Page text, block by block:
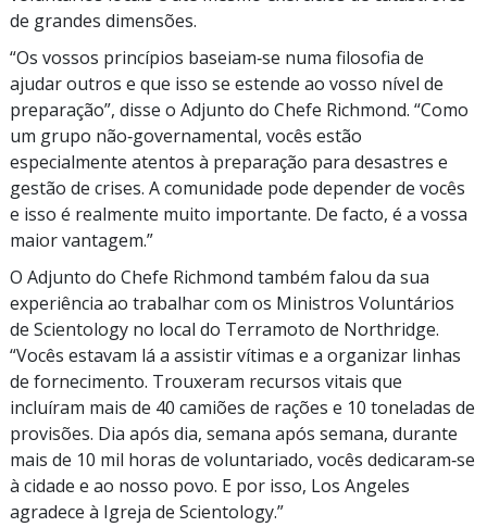
de grandes dimensões.
“Os vossos princípios baseiam‑se numa filosofia de
ajudar outros e que isso se estende ao vosso nível de
preparação”, disse o Adjunto do Chefe Richmond. “Como
um grupo não‑governamental, vocês estão
especialmente atentos à preparação para desastres e
gestão de crises. A comunidade pode depender de vocês
e isso é realmente muito importante. De facto, é a vossa
maior vantagem.”
O Adjunto do Chefe Richmond também falou da sua
experiência ao trabalhar com os Ministros Voluntários
de Scientology no local do Terramoto de Northridge.
“Vocês estavam lá a assistir vítimas e a organizar linhas
de fornecimento. Trouxeram recursos vitais que
incluíram mais de 40 camiões de rações e 10 toneladas de
provisões. Dia após dia, semana após semana, durante
mais de 10 mil horas de voluntariado, vocês dedicaram‑se
à cidade e ao nosso povo. E por isso, Los Angeles
agradece à Igreja de Scientology.”